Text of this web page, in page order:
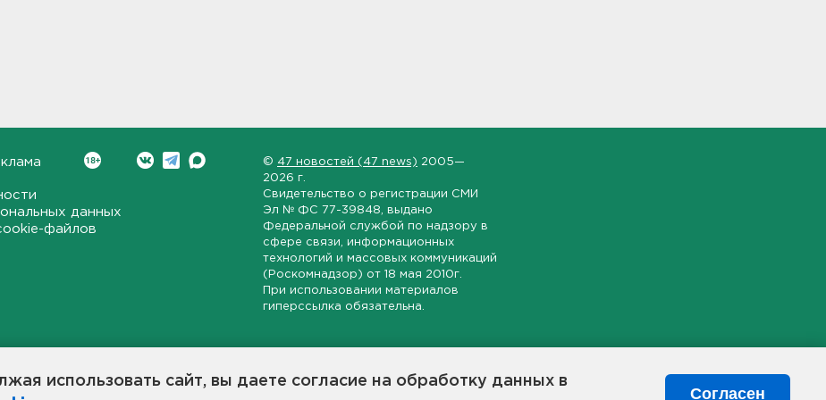
использовать сайт, вы даете согласие на обработку данных в
Согласен
данных
файлов
© 47 новостей (47 news) 2005—
2026 г.
Свидетельство о регистрации СМИ
Эл № ФС 77-39848 , выдано
Федеральной службой по надзору в
сфере связи, информационных
технологий и массовых коммуникаций
(Роскомнадзор) от 18 мая 2010г.
При использовании материалов
гиперссылка обязательна.
области, экономической и инвестиционной активности в регионе.
новостей» станет популярной и конструктивной площадкой для свободного